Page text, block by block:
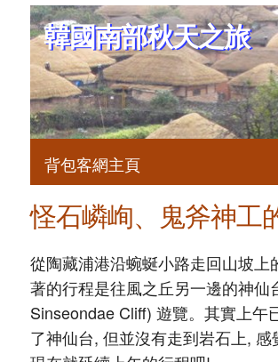
韓國南部秋天之旅
背包客網主頁
怪石嶙峋、鬼斧神工
從陶藏浦港沿蜿蜒小路走回山坡上
著的行程是往風之丘另一邊的神仙
Sinseondae Cliff) 遊覽。其實上午
了神仙台, 但並沒有走到岩石上, 感